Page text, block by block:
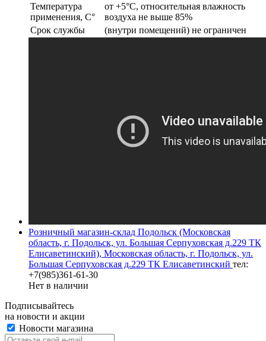
Температура
применения, С°
от +5°С, относительная влажность
воздуха не выше 85%
Срок службы
(внутри помещений) не ограничен
Розничный магазин-склад Подольск (Московская
область, г. Подольск, ул. Большая Серпуховская д.229 ТК
Елисаветинский), Московская область, г. Подольск, ул.
Большая Серпуховская д.229 ТК Елисаветинский тел:
+7(985)361-61-30
Нет в наличии
Подписывайтесь
на новости и акции
Новости магазина